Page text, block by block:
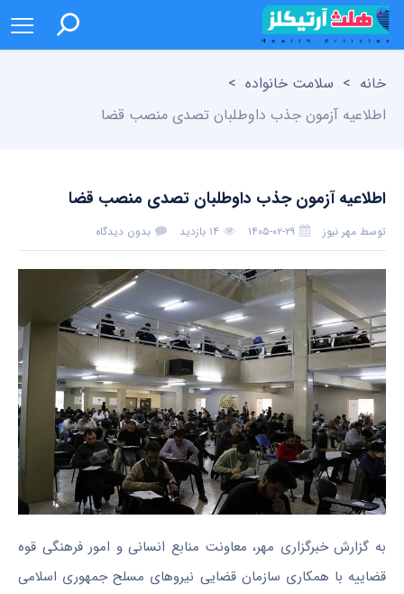
خانه > سلامت خانواده >
اطلاعیه آزمون جذب داوطلبان تصدی منصب قضا
اطلاعیه آزمون جذب داوطلبان تصدی منصب قضا
توسط مهر نیوز ۱۴۰۵-۰۲-۲۹ ۱۴ بازدید بدون دیدگاه
به گزارش خبرگزاری مهر، معاونت منابع انسانی و امور فرهنگی قوه
قضاییه با همکاری سازمان قضایی نیروهای مسلح جمهوری اسلامی